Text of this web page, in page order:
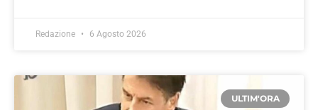
Redazione 6 Agosto 2026
ULTIM'ORA